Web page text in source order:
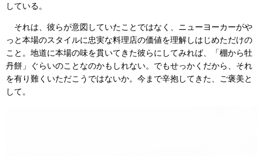
している。
それは、彼らが意図していたことではなく、ニューヨーカーがや
っと本場のスタイルに忠実な料理店の価値を理解しはじめただけの
こと。地道に本場の味を貫いてきた彼らにしてみれば、「棚から牡
丹餅」ぐらいのことなのかもしれない。でもせっかくだから、それ
を有り難くいただこうではないか。今まで辛抱してきた、ご褒美と
して。